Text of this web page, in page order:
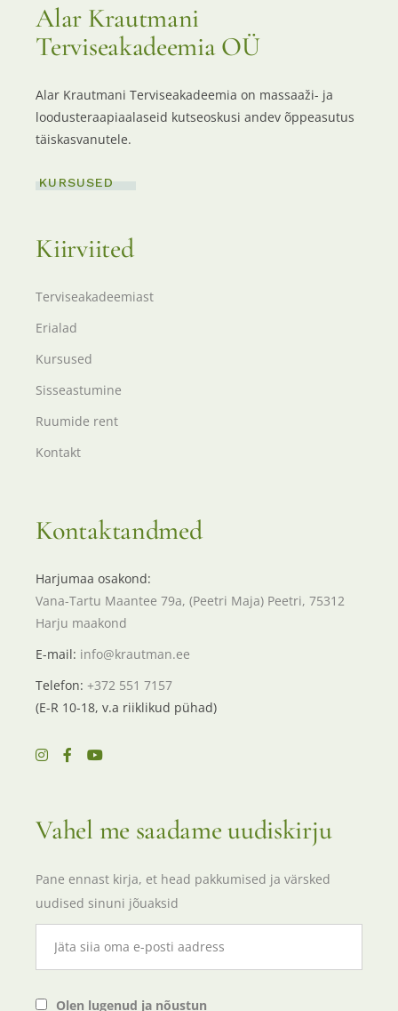
Alar Krautmani
Terviseakadeemia OÜ
Alar Krautmani Terviseakadeemia on massaaži- ja
loodusteraapiaalaseid kutseoskusi andev õppeasutus
täiskasvanutele.
KURSUSED
Kiirviited
Terviseakadeemiast
Erialad
Kursused
Sisseastumine
Ruumide rent
Kontakt
Kontaktandmed
Harjumaa osakond:
Vana-Tartu Maantee 79a, (Peetri Maja) Peetri, 75312
Harju maakond
E-mail: info@krautman.ee
Telefon:+372 551 7157
(E-R 10-18, v.a riiklikud pühad)
Vahel me saadame uudiskirju
Pane ennast kirja, et head pakkumised ja värsked
uudised sinuni jõuaksid
Olen lugenud ja nõustun